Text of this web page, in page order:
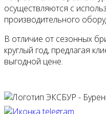
осуществляются с
производительного
В отличие от сезонных
круглый год, предлагая
выгодной цене.